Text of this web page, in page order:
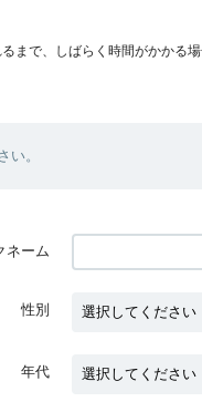
まで、しばらく時間がかかる場
い。
ネーム
性別
年代